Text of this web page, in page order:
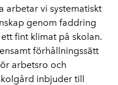
arbetar vi systematiskt
genom faddring
fint klimat på skolan.
förhållningssätt
arbetsro och
inbjuder till